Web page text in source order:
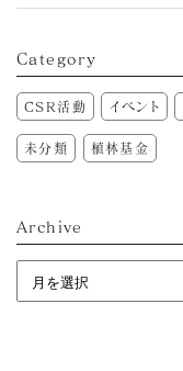
Category
CSR活動 イベント
未分類 植林基金
Archive